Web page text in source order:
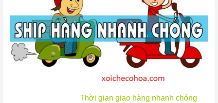
Thời gian giao hàng nhanh chóng